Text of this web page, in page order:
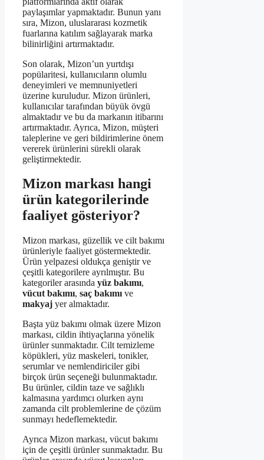
paylaşımlar yapmaktadır. Bunun yanı
sıra, Mizon, uluslararası kozmetik
fuarlarına katılım sağlayarak marka
bilinirliğini artırmaktadır.
Son olarak, Mizon’un yurtdışı
popülaritesi, kullanıcıların olumlu
deneyimleri ve memnuniyetleri
üzerine kuruludur. Mizon ürünleri,
kullanıcılar tarafından büyük övgü
almaktadır ve bu da markanın itibarını
artırmaktadır. Ayrıca, Mizon, müşteri
taleplerine ve geri bildirimlerine önem
vererek ürünlerini sürekli olarak
geliştirmektedir.
Mizon markası hangi
ürün kategorilerinde
faaliyet gösteriyor?
Mizon markası, güzellik ve cilt bakımı
ürünleriyle faaliyet göstermektedir.
Ürün yelpazesi oldukça geniştir ve
çeşitli kategorilere ayrılmıştır. Bu
kategoriler arasında yüz bakımı,
vücut bakımı, saç bakımı ve
makyaj yer almaktadır.
Başta yüz bakımı olmak üzere Mizon
markası, cildin ihtiyaçlarına yönelik
ürünler sunmaktadır. Cilt temizleme
köpükleri, yüz maskeleri, tonikler,
serumlar ve nemlendiriciler gibi
birçok ürün seçeneği bulunmaktadır.
Bu ürünler, cildin taze ve sağlıklı
kalmasına yardımcı olurken aynı
zamanda cilt problemlerine de çözüm
sunmayı hedeflemektedir.
Ayrıca Mizon markası, vücut bakımı
için de çeşitli ürünler sunmaktadır. Bu